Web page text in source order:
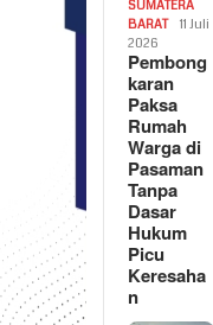
SUMATERA
BARAT
11 Juli
2026
Pembong
karan
Paksa
Rumah
Warga di
Pasaman
Tanpa
Dasar
Hukum
Picu
Keresaha
n